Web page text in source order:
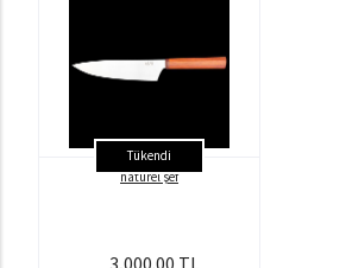
Tükendi
natürel şef
3,000.00 TL